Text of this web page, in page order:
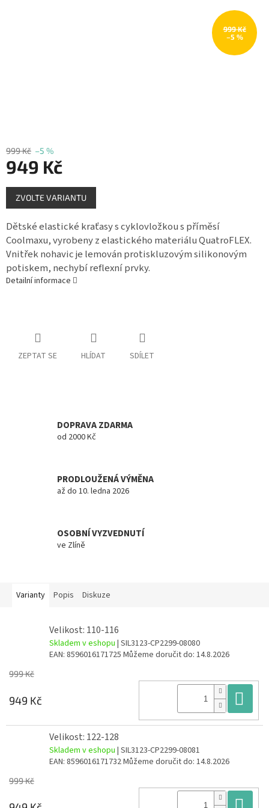
999 Kč
–5 %
999 Kč –5 %
949 Kč
Měrná
cena:
ZVOLTE VARIANTU
Dětské elastické kraťasy s cyklovložkou s příměsí
Coolmaxu, vyrobeny z elastického materiálu QuatroFLEX.
Vnitřek nohavic je lemován protiskluzovým silikonovým
potiskem, nechybí reflexní prvky.
Detailní informace
ZEPTAT SE HLÍDAT SDÍLET
DOPRAVA ZDARMA
od 2000 Kč
PRODLOUŽENÁ VÝMĚNA
až do 10. ledna 2026
OSOBNÍ VYZVEDNUTÍ
ve Zlíně
Varianty Popis Diskuze
Velikost: 110-116
Skladem v eshopu | SIL3123-CP2299-08080
EAN: 8596016171725 Můžeme doručit do: 14.8.2026
999 Kč
949 Kč
Velikost: 122-128
Skladem v eshopu | SIL3123-CP2299-08081
EAN: 8596016171732Můžeme doručit do: 14.8.2026
999 Kč